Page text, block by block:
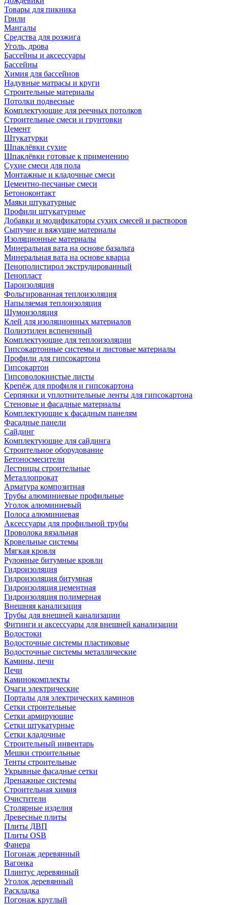
Товары для пикника
Грили
Мангалы
Средства для розжига
Уголь, дрова
Бассейны и аксессуары
Бассейны
Химия для бассейнов
Надувные матрасы и круги
Строительные материалы
Потолки подвесные
Комплектующие для реечных потолков
Строительные смеси и грунтовки
Цемент
Штукатурки
Шпаклёвки сухие
Шпаклёвки готовые к применению
Сухие смеси для пола
Монтажные и кладочные смеси
Цементно-песчаные смеси
Бетоноконтакт
Маяки штукатурные
Профили штукатурные
Добавки и модификаторы сухих смесей и растворов
Сыпучие и вяжущие материалы
Изоляционные материалы
Минеральная вата на основе базальта
Минеральная вата на основе кварца
Пенополистирол экструдированный
Пенопласт
Пароизоляция
Фольгированная теплоизоляция
Напыляемая теплоизоляция
Шумоизоляция
Клей для изоляционных материалов
Полиэтилен вспененный
Комплектующие для теплоизоляции
Гипсокартонные системы и листовые материалы
Профили для гипсокартона
Гипсокартон
Гипсоволокнистые листы
Крепёж для профиля и гипсокартона
Серпянки и уплотнительные ленты для гипсокартона
Стеновые и фасадные материалы
Комплектующие к фасадным панелям
Фасадные панели
Сайдинг
Комплектующие для сайдинга
Строительное оборудование
Бетоносмесители
Лестницы строительные
Металлопрокат
Арматура композитная
Трубы алюминиевые профильные
Уголок алюминиевый
Полоса алюминиевая
Аксессуары для профильной трубы
Проволока вязальная
Кровельные системы
Мягкая кровля
Рулонные битумные кровли
Гидроизоляция
Гидроизоляция битумная
Гидроизоляция цементная
Гидроизоляция полимерная
Внешняя канализация
Трубы для внешней канализации
Фитинги и аксессуары для внешней канализации
Водостоки
Водосточные системы пластиковые
Водосточные системы металлические
Камины, печи
Печи
Каминокомплекты
Очаги электрические
Порталы для электрических каминов
Сетки строительные
Сетки армирующие
Сетки штукатурные
Сетки кладочные
Строительный инвентарь
Мешки строительные
Тенты строительные
Укрывные фасадные сетки
Дренажные системы
Строительная химия
Очистители
Столярные изделия
Древесные плиты
Плиты ДВП
Плиты OSB
Фанера
Погонаж деревянный
Вагонка
Плинтус деревянный
Уголок деревянный
Раскладка
Погонаж круглый